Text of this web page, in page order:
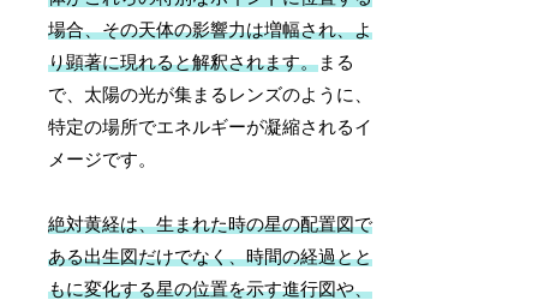
場合、その天体の影響力は増幅され、よ
り顕著に現れると解釈されます。まる
で、太陽の光が集まるレンズのように、
特定の場所でエネルギーが凝縮されるイ
メージです。
絶対黄経は、生まれた時の星の配置図で
ある出生図だけでなく、時間の経過とと
もに変化する星の位置を示す進行図や、